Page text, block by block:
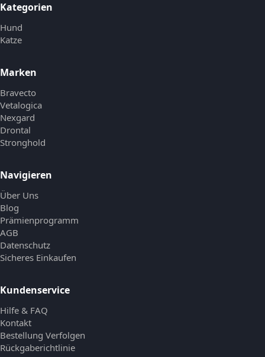
Kategorien
Hund
Katze
Marken
Bravecto
Vetalogica
Nexgard
Drontal
Stronghold
Navigieren
Über Uns
Blog
Prämienprogramm
AGB
Datenschutz
Sicheres Einkaufen
Kundenservice
Hilfe & FAQ
Kontakt
Bestellung Verfolgen
Rückgaberichtlinie